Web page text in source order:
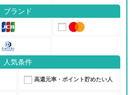
ブランド
人気条件
高還元率・ポイント貯めたい人